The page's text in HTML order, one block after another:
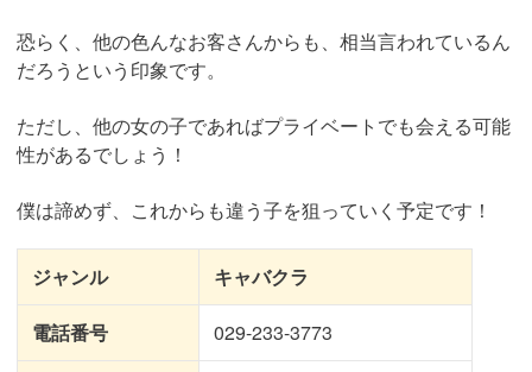
恐らく、他の色んなお客さんからも、相当言われているん
だろうという印象です。
ただし、他の女の子であればプライベートでも会える可能
性があるでしょう！
僕は諦めず、これからも違う子を狙っていく予定です！
ジャンル キャバクラ
電話番号 029-233-3773